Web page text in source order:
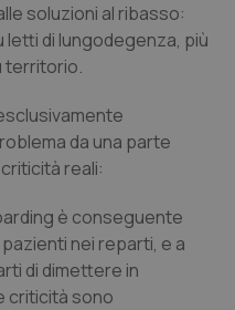
soluzioni al ribasso:
di lungodegenza, più
territorio.
da una parte
reali:
è conseguente
nei reparti, e a
di dimettere in
criticità sono